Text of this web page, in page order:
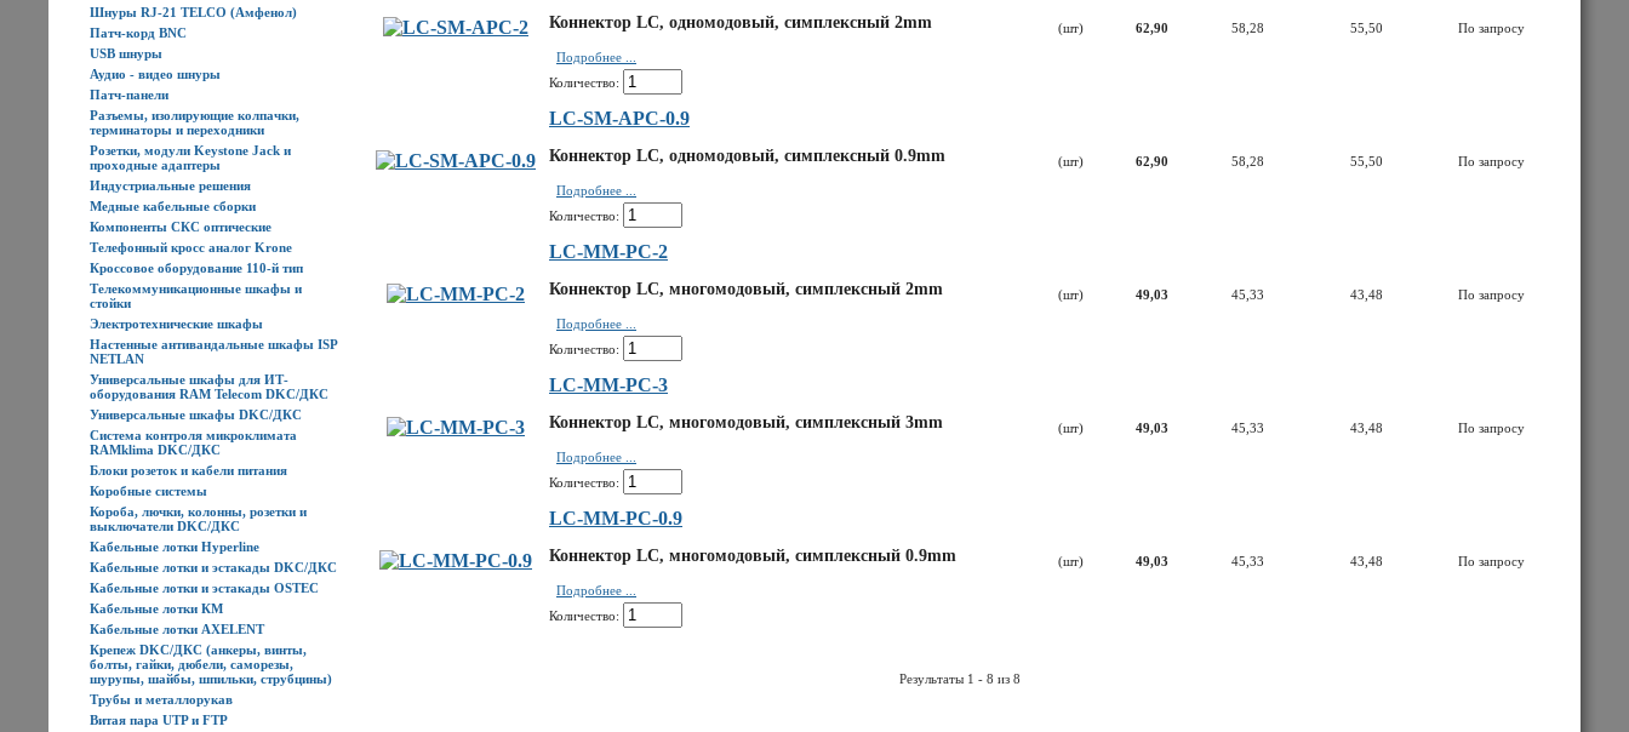
Шнуры RJ-21 TELCO (Амфенол)
Патч-корд BNC
USB шнуры
Аудио - видео шнуры
Патч-панели
Разъемы, изолирующие колпачки,
терминаторы и переходники
Розетки, модули Keystone Jack и
проходные адаптеры
Индустриальные решения
Медные кабельные сборки
Компоненты СКС оптические
Телефонный кросс аналог Krone
Кроссовое оборудование 110-й тип
Телекоммуникационные шкафы и
стойки
Электротехнические шкафы
Настенные антивандальные шкафы ISP
NETLAN
Универсальные шкафы для ИТ-
оборудования RAM Telecom DKC/ДКС
Универсальные шкафы DKC/ДКС
Система контроля микроклимата
RAMklima DKC/ДКС
Блоки розеток и кабели питания
Коробные системы
Короба, лючки, колонны, розетки и
выключатели DKC/ДКС
Кабельные лотки Hyperline
Кабельные лотки и эстакады DKC/ДКС
Кабельные лотки и эстакады OSTEC
Кабельные лотки КМ
Кабельные лотки AXELENT
Крепеж DKC/ДКС (анкеры, винты,
болты, гайки, дюбели, саморезы,
шурупы, шайбы, шпильки, струбцины)
Трубы и металлорукав
Витая пара UTP и FTP
Коннектор LC, одномодовый, симплексный 2mm
Подробнее ...
Количество:
(шт) 62,90 58,28 55,50 По запросу
LC-SM-APC-0.9
Коннектор LC, одномодовый, симплексный 0.9mm
Подробнее ...
Количество:
(шт) 62,90 58,28 55,50 По запросу
LC-MM-PC-2
Коннектор LC, многомодовый, симплексный 2mm
Подробнее ...
Количество:
(шт) 49,03 45,33 43,48 По запросу
LC-MM-PC-3
Коннектор LC, многомодовый, симплексный 3mm
Подробнее ...
Количество:
(шт) 49,03 45,33 43,48 По запросу
LC-MM-PC-0.9
Коннектор LC, многомодовый, симплексный 0.9mm
Подробнее ...
Количество:
(шт) 49,03 45,33 43,48 По запросу
Результаты 1 - 8 из 8